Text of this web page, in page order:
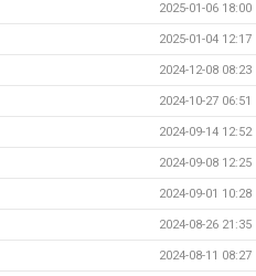
2025-01-06 18:00
2025-01-04 12:17
2024-12-08 08:23
2024-10-27 06:51
2024-09-14 12:52
2024-09-08 12:25
2024-09-01 10:28
2024-08-26 21:35
2024-08-11 08:27